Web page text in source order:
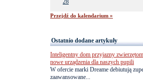
Przejdź do kalendarium »
Ostatnio dodane artykuły
Inteligentny dom przyjazny
nowe urządzenia dla naszych pupili
W ofercie marki Dreame debiutują
zaawansowane...